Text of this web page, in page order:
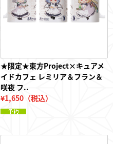
★限定★東方Project×キュアメ
イドカフェ レミリア＆フラン＆
咲夜 フ..
¥1,650（税込）